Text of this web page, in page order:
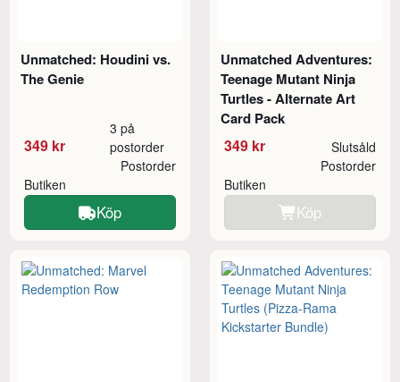
Unmatched: Houdini vs.
The Genie
349 kr
3 på
postorder
Butiken
Postorder
Köp
Unmatched Adventures:
Teenage Mutant Ninja
Turtles - Alternate Art
Card Pack
349 kr Slutsåld
Butiken
Postorder
Köp